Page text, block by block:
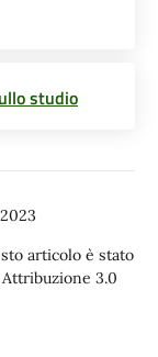
studio
articolo è stato
3.0